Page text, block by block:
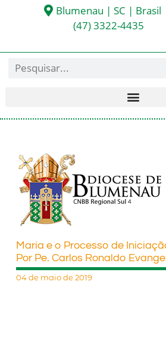
Blumenau | SC | Brasil
(47) 3322-4435
Maria e o Processo de
Por Pe. Carlos Ronaldo
04 de maio de 2019